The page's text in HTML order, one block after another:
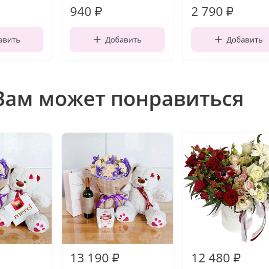
940 ₽
Добавить
2 790 ₽
Добавить
может понравиться
13 190 ₽ 12 480 ₽